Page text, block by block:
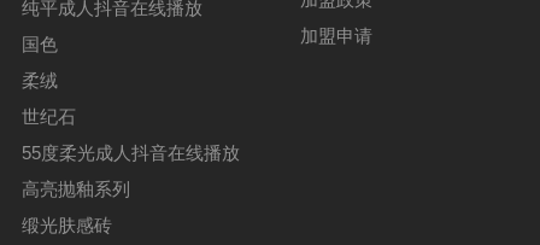
纯平成人抖音在线播放
国色
柔绒
世纪石
55度柔光成人抖音在线播放
高亮抛釉系列
缎光肤感砖
加盟申请